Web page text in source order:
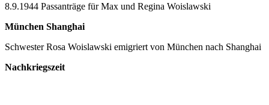
8.9.1944 Passanträge für Max und Regina Woislawski
München Shanghai
Schwester Rosa Woislawski emigriert von München nach Shanghai
Nachkriegszeit